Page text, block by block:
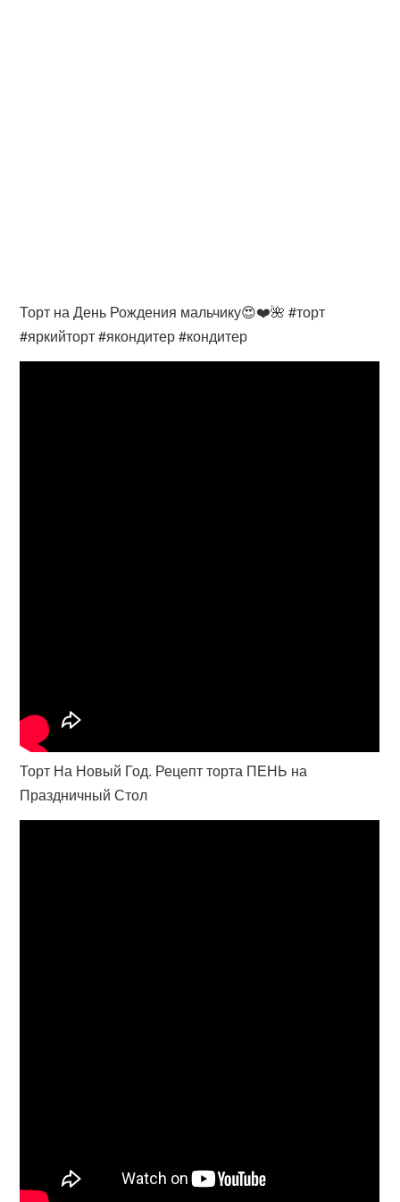
Торт на День Рождения мальчику😍❤️🌺 #торт
#яркийторт #якондитер #кондитер
Торт На Новый Год. Рецепт торта ПЕНЬ на
Праздничный Стол